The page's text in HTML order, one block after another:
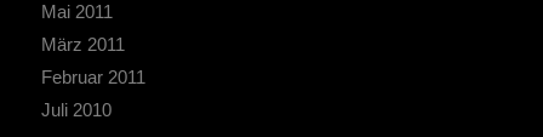
Mai 2011
März 2011
Februar 2011
Juli 2010